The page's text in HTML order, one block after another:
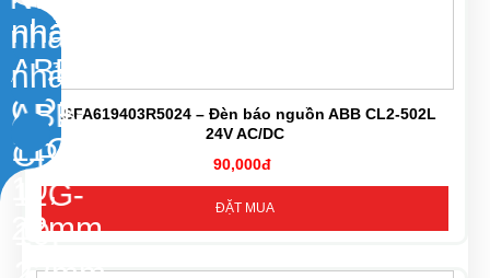
1SFA619403R5024 – Đèn báo nguồn ABB CL2-502L
24V AC/DC
90,000đ
ĐẶT MUA